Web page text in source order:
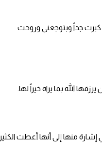
جداً وبتوجعني وروحت
الله بما يراه خيراً لها.
منها إلى أنها أعطت الكثير